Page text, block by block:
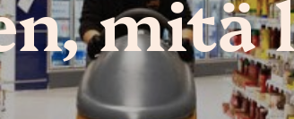
mitä